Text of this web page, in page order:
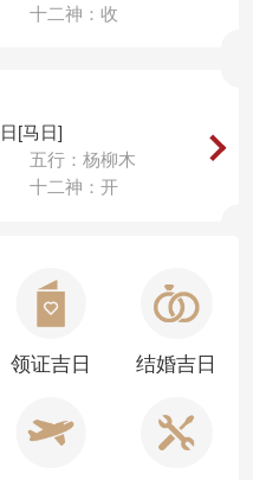
十二神：收
[马日]
五行：杨柳木
十二神：开
领证吉日 结婚吉日